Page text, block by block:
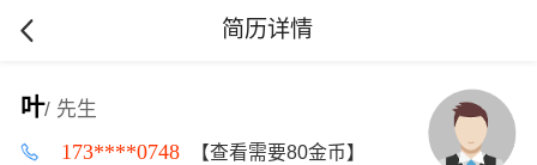
简历详情
叶/ 先生
173****0748 【查看需要80金币】